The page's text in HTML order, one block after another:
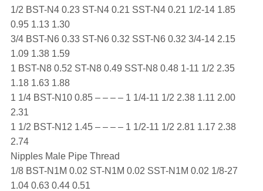
1/2 BST-N4 0.23 ST-N4 0.21 SST-N4 0.21 1/2-14 1.85
0.95 1.13 1.30
3/4 BST-N6 0.33 ST-N6 0.32 SST-N6 0.32 3/4-14 2.15
1.09 1.38 1.59
1 BST-N8 0.52 ST-N8 0.49 SST-N8 0.48 1-11 1/2 2.35
1.18 1.63 1.88
1 1/4 BST-N10 0.85 – – – – 1 1/4-11 1/2 2.38 1.11 2.00
2.31
1 1/2 BST-N12 1.45 – – – – 1 1/2-11 1/2 2.81 1.17 2.38
2.74
Nipples Male Pipe Thread
1/8 BST-N1M 0.02 ST-N1M 0.02 SST-N1M 0.02 1/8-27
1.04 0.63 0.44 0.51